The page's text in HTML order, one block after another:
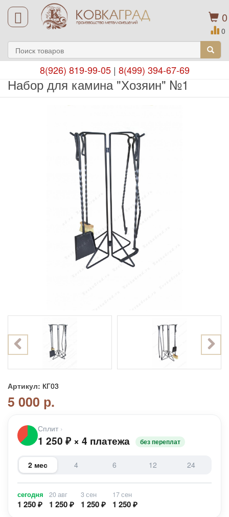
0
0
8(926) 819-99-05| 8(499) 394-67-69
Набор для камина "Хозяин" №1
Артикул: КГ03
5 000 р.
Сплит ›
1 250 ₽ × 4 платежа без переплат
2 мес 4 6 12 24
сегодня
1 250 ₽
20 авг
1 250 ₽
3 сен
1 250 ₽
17 сен
1 250 ₽